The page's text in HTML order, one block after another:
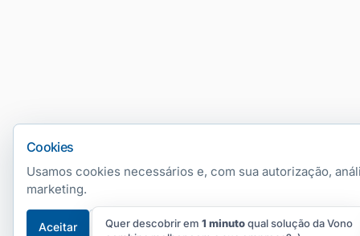
Rastreamento Veicular
Outras Soluções
Aplicativos Vono
Materiais & Ferramentas
Central de Rastreamento Veicular
Cookies
Usamos cookies necessários e, com sua autorização,
marketing.
Aceitar Rejeitar Preferências
Quer descobrir em 1 minutoqual solução da Vono